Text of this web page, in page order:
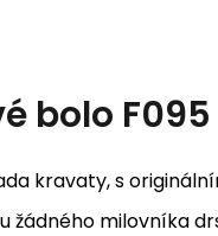
bolo F095
kravaty, s
žádného milovníka